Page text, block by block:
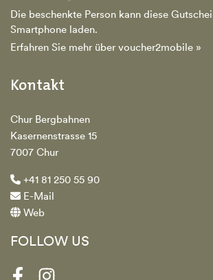
Die beschenkte Person kann diese
Smartphone laden.
Erfahren Sie mehr über voucher2mobile »
Kontakt
Chur Bergbahnen
Kasernenstrasse 15
7007 Chur
+41 81 250 55 90
E-Mail
Web
FOLLOW US